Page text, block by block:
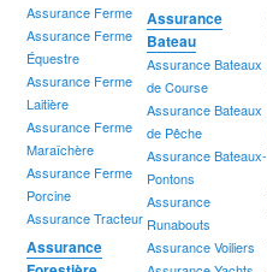
Assurance Ferme
Assurance Ferme
Équestre
Assurance Ferme
Laitière
Assurance Ferme
Maraîchère
Assurance Ferme
Porcine
Assurance Tracteur
Assurance
Bateau
Assurance Bateaux
de Course
Assurance Bateaux
de Pêche
Assurance Bateaux-
Pontons
Assurance
Runabouts
Assurance Voiliers
Assurance